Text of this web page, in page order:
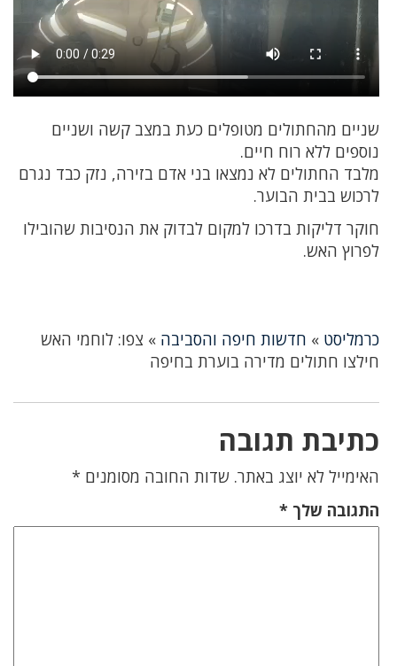
שניים מהחתולים מטופלים כעת במצב קשה ושניים
נוספים ללא רוח חיים.
מלבד החתולים לא נמצאו בני אדם בזירה, נזק כבד נגרם
לרכוש בבית הבוער.
חוקר דליקות בדרכו למקום לבדוק את הנסיבות שהובילו
לפרוץ האש.
כרמליסט » חדשות חיפה והסביבה » צפו: לוחמי האש
חילצו חתולים מדירה בוערת בחיפה
כתיבת תגובה
האימייל לא יוצג באתר. שדות החובה מסומנים *
התגובה שלך *